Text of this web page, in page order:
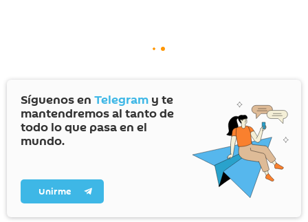
Síguenos en Telegram y te
mantendremos al tanto de
todo lo que pasa en el
mundo.
Unirme